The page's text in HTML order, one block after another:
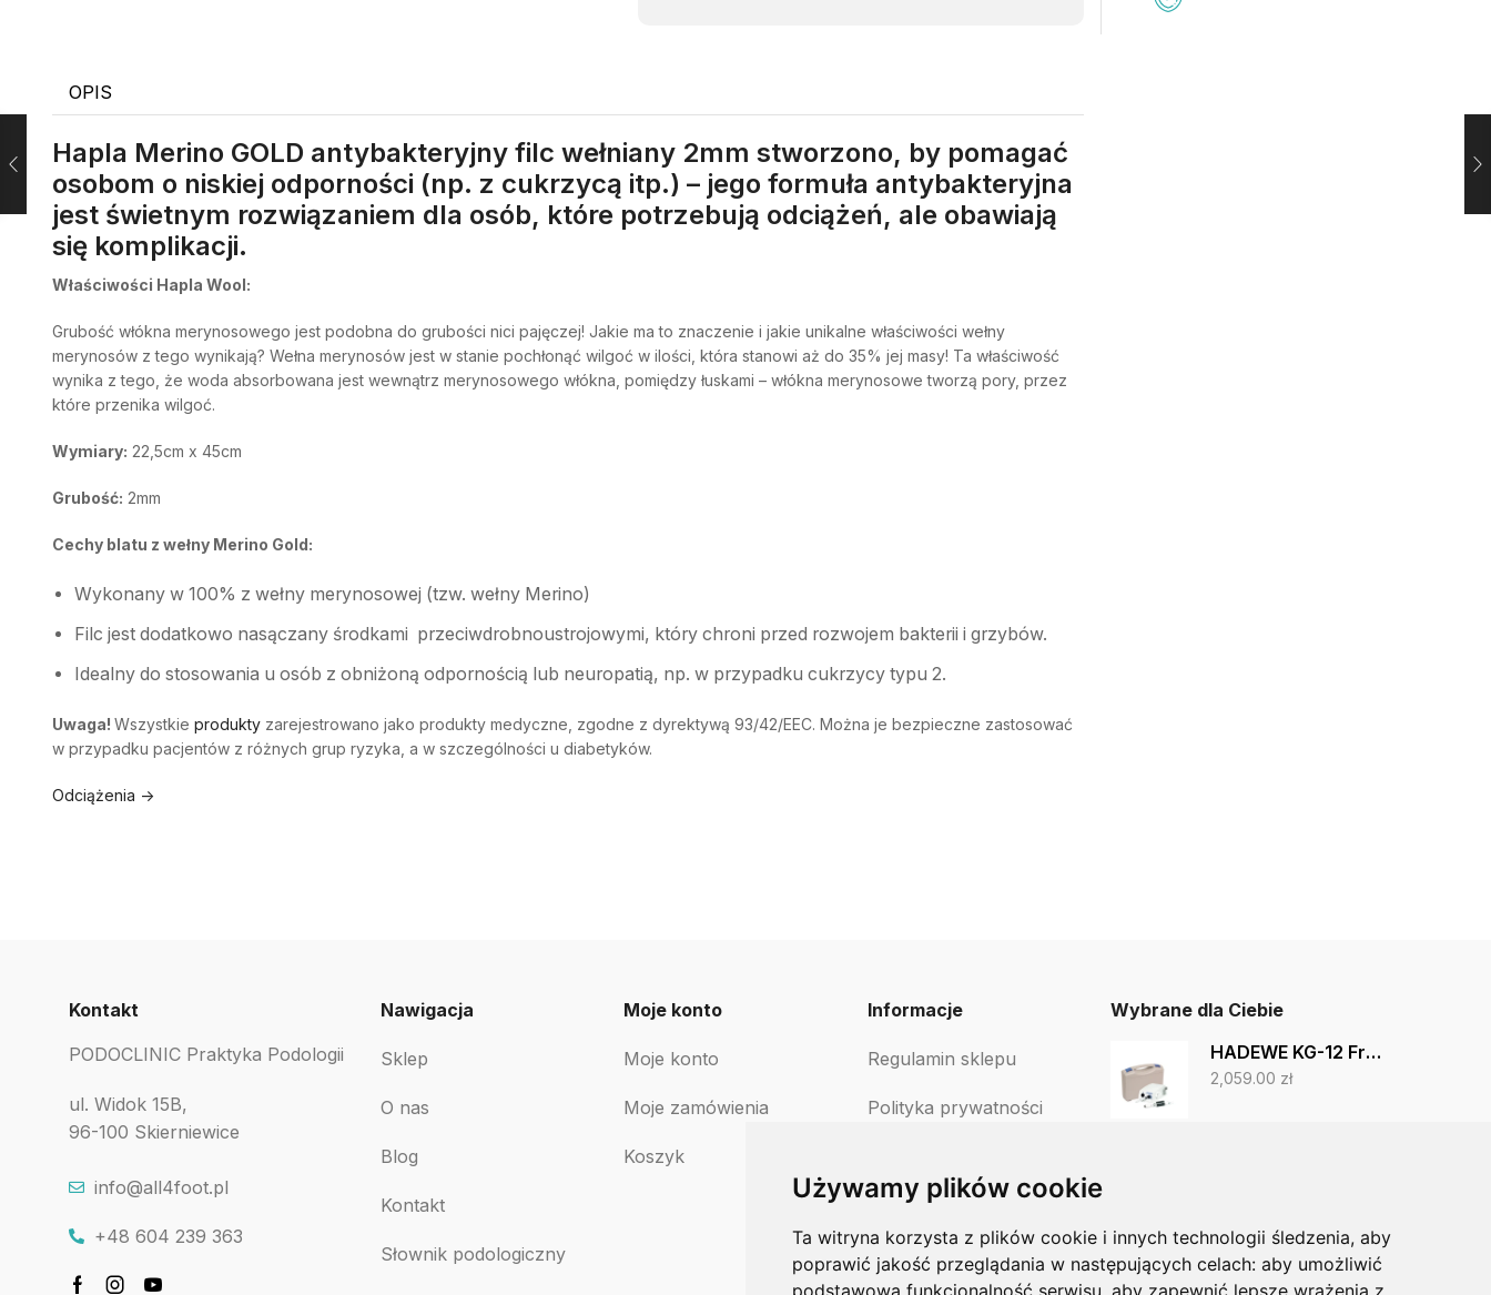
Używamy plików cookie
Ta witryna korzysta z plików cookie i innych technologii śledzenia, aby
poprawić jakość przeglądania w następujących celach: aby umożliwić
podstawową funkcjonalność serwisu aby zapewnić lepsze wrażenia z
OPIS
Hapla Merino GOLD antybakteryjny filc wełniany 2mm stworzono, by pomagać
osobom o niskiej odporności (np. z cukrzycą itp.) – jego formuła antybakteryjna
jest świetnym rozwiązaniem dla osób, które potrzebują odciążeń, ale obawiają
się komplikacji.
Właściwości Hapla Wool:
Grubość włókna merynosowego jest podobna do grubości nici pajęczej! Jakie ma to znaczenie i jakie unikalne właściwości wełny
merynosów z tego wynikają? Wełna merynosów jest w stanie pochłonąć wilgoć w ilości, która stanowi aż do 35% jej masy! Ta właściwość
wynika z tego, że woda absorbowana jest wewnątrz merynosowego włókna, pomiędzy łuskami – włókna merynosowe tworzą pory, przez
które przenika wilgoć.
Wymiary: 22,5cm x 45cm
Grubość: 2mm
Cechy blatu z wełny Merino Gold:
Wykonany w 100% z wełny merynosowej (tzw. wełny Merino)
Filc jest dodatkowo nasączany środkami przeciwdrobnoustrojowymi, który chroni przed rozwojem bakterii i grzybów.
Idealny do stosowania u osób z obniżoną odpornością lub neuropatią, np. w przypadku cukrzycy typu 2.
Uwaga! Wszystkie produkty zarejestrowano jako produkty medyczne, zgodne z dyrektywą 93/42/EEC. Można je bezpieczne zastosować
w przypadku pacjentów z różnych grup ryzyka, a w szczególności u diabetyków.
Odciążenia ->
Kontakt
PODOCLINIC Praktyka Podologii
ul. Widok 15B,
96-100 Skierniewice
info@all4foot.pl
+48 604 239 363
Nawigacja
Sklep
O nas
Blog
Kontakt
Słownik podologiczny
Moje konto
Moje konto
Moje zamówienia
Koszyk
Informacje
Regulamin sklepu
Polityka prywatności
Wybrane dla Ciebie
HADEWE KG-12 Frezarka domowa z walizką
2,059.00 zł
BorelissPro® 60 kaps.
136.00zł